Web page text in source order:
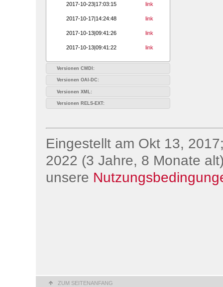
2017-10-23|17:03:15 link
2017-10-17|14:24:48 link
2017-10-13|09:41:26 link
2017-10-13|09:41:22 link
Versionen CMDI:
Versionen OAI-DC:
Versionen XML:
Versionen RELS-EXT:
Eingestellt am Okt 13,
2022 (3 Jahre, 8 Monate
unsere
ZUM SEITENANFANG